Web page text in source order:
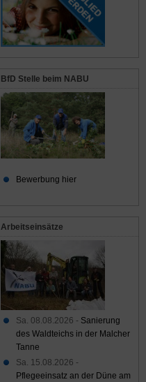
BfD Stelle beim NABU
Bewerbung hier
Arbeitseinsätze
Sa. 08.08.2026 - Sanierung
des Waldteichs in der Malcher
Tanne
Sa. 15.08.2026 -
Pflegeeinsatz an der Düne am